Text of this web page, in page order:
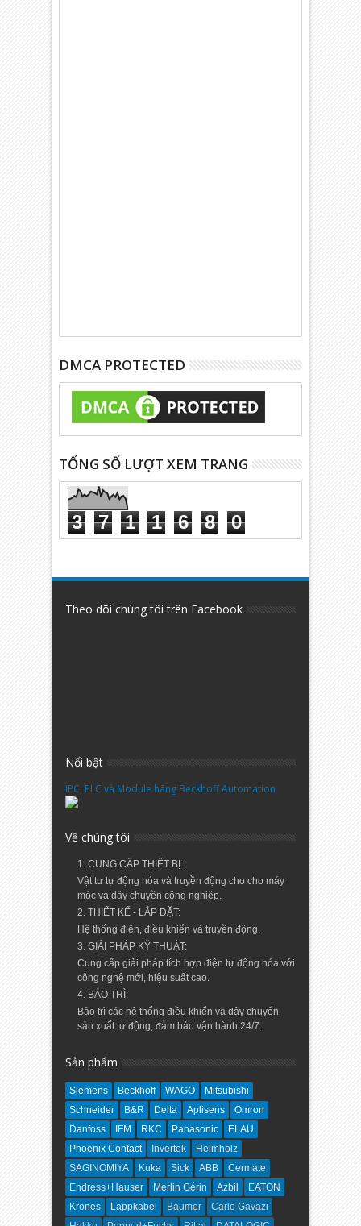
DMCA PROTECTED
TỔNG SỐ LƯỢT XEM TRANG
3 7 1 1 6 8 0
Theo dõi chúng tôi trên Facebook
Nổi bật
IPC, PLC và Module hãng Beckhoff Automation
Về chúng tôi
1. CUNG CẤP THIẾT BỊ:
Vật tư tự động hóa và truyền động cho cho máy
móc và dây chuyền công nghiệp.
2. THIẾT KẾ - LẮP ĐẶT:
Hệ thống điện, điều khiển và truyền động.
3. GIẢI PHÁP KỸ THUẬT:
Cung cấp giải pháp tích hợp điện tự động hóa với
công nghệ mới, hiệu suất cao.
4. BẢO TRÌ:
Bảo trì các hệ thống điều khiển và dây chuyển
sản xuất tự động, đảm bảo vận hành 24/7.
Sản phẩm
Siemens Beckhoff WAGO
Mitsubishi
Schneider
B&R Delta Aplisens
Omron
Danfoss
IFM RKC Panasonic
ELAU
Phoenix Contact
Invertek
Helmholz
SAGINOMIYA
Kuka Sick ABB
Cermate
Endress+Hauser
Merlin Gérin Azbil
EATON
Krones
Lappkabel Baumer
Carlo Gavazi